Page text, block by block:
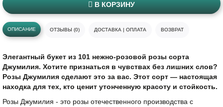
В КОРЗИНУ
ОПИСАНИЕ ОТЗЫВЫ (0) ДОСТАВКА | ОПЛАТА ВОЗВРАТ
Элегантный букет из 101 нежно-розовой розы сорта
Джумилия. Хотите признаться в чувствах без лишних слов?
Розы Джумилия сделают это за вас. Этот сорт — настоящая
находка для тех, кто ценит утонченную красоту и стойкость.
Розы Джумилия - это розы отечественного производства с